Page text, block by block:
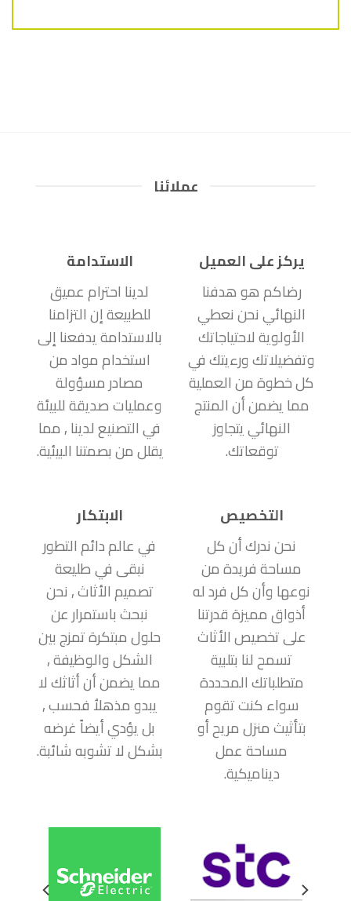
عملائنا
يركز على العميل
رضاكم هو هدفنا
النهائي نحن نعطي
الأولوية لاحتياجاتك
وتفضيلاتك ورءيتك في
كل خطوة من العملية
مما يضمن أن المنتج
النهائي يتجاوز
توقعاتك.
الاستدامة
لدينا احترام عميق
للطبيعة إن التزامنا
بالاستدامة يدفعنا إلى
استخدام مواد من
مصادر مسؤولة
وعمليات صديقة للبيئة
في التصنيع لدينا , مما
يقلل من بصمتنا البيئية.
التخصيص
نحن ندرك أن كل
مساحة فريدة من
نوعها وأن كل فرد له
أذواق مميزة قدرتنا
على تخصيص الأثاث
تسمح لنا بتلبية
متطلباتك المحددة
سواء كنت تقوم
بتأثيث منزل مريح أو
مساحة عمل
ديناميكية.
الابتكار
في عالم دائم التطور
نبقى في طليعة
تصميم الأثاث , نحن
نبحث باستمرار عن
حلول مبتكرة تمزج بين
الشكل والوظيفة ,
مما يضمن أن أثاثك لا
يبدو مذهلاُ فحسب ,
بل يؤدي أيضاً غرضه
بشكل لا تشوبه شائبة.